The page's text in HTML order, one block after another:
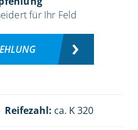
für Ihr Feld
Reifezahl: ca. K 320